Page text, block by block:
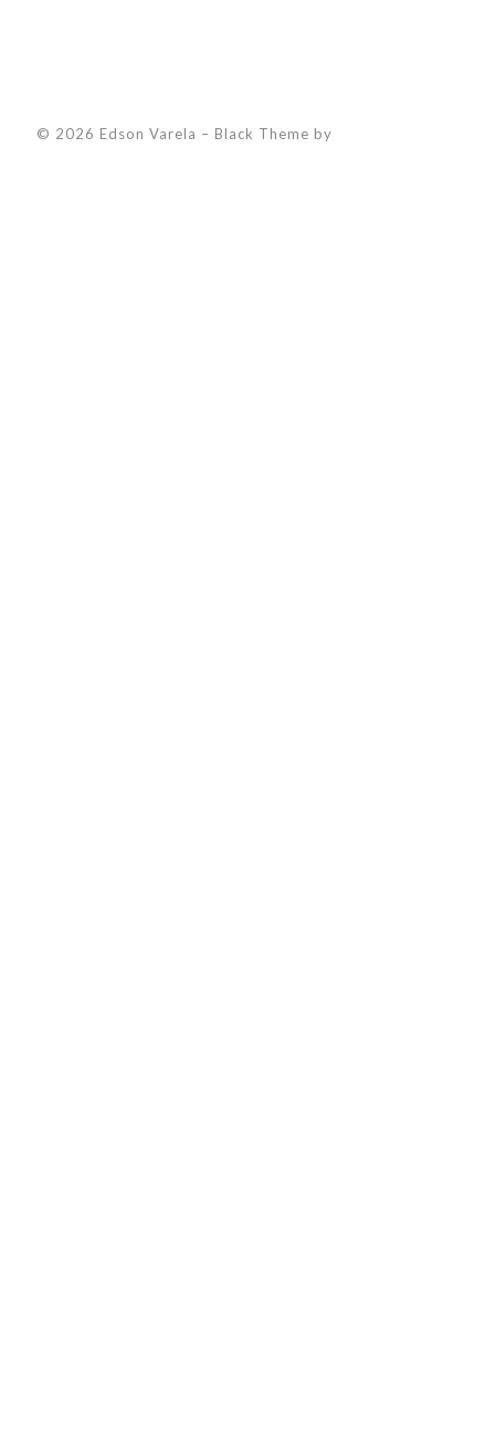
© 2026 Edson Varela – Black Theme by